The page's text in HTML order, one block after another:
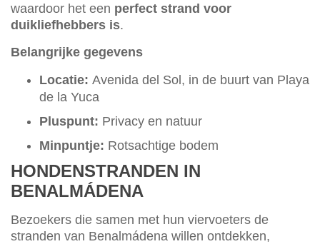
waardoor het een perfect strand voor
duikliefhebbers is.
Belangrijke gegevens
Locatie: Avenida del Sol, in de buurt van Playa
de la Yuca
Pluspunt: Privacy en natuur
Minpuntje: Rotsachtige bodem
HONDENSTRANDEN IN
BENALMÁDENA
Bezoekers die samen met hun viervoeters de
stranden van Benalmádena willen ontdekken,